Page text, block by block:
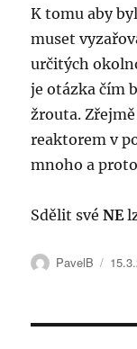
K tomu aby
muset
určitých
je otázka čím
žrouta.
reaktorem v
mnoho a
Sdělit svéNE
Autor:
PavelB